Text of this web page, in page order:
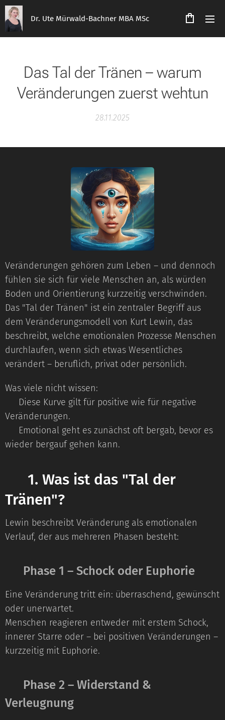
Dr. Ute Mürwald-Bachner MBA MSc
Das Tal der Tränen – warum
Veränderungen zuerst wehtun
28.11.2025
Veränderungen gehören zum Leben – und dennoch
fühlen sie sich für viele Menschen an, als würden
Boden und Orientierung kurzzeitig verschwinden.
Das "Tal der Tränen" ist ein zentraler Begriff aus
dem Veränderungsmodell von Kurt Lewin, das
beschreibt, welche emotionalen Prozesse Menschen
durchlaufen, wenn sich etwas Wesentliches
verändert – beruflich, privat oder persönlich.
Was viele nicht wissen:
➡️ Diese Kurve gilt für positive wie für negative
Veränderungen.
➡️ Emotional geht es zunächst oft bergab, bevor es
wieder bergauf gehen kann.
1. Was ist das "Tal der
Tränen"?
Lewin beschreibt Veränderung als emotionalen
Verlauf, der aus mehreren Phasen besteht:
🔹 Phase 1 – Schock oder Euphorie
Eine Veränderung tritt ein: überraschend, gewünscht
oder unerwartet.
Menschen reagieren entweder mit erstem Schock,
innerer Starre oder – bei positiven Veränderungen –
kurzzeitig mit Euphorie.
🔹 Phase 2 – Widerstand &
Verleugnung